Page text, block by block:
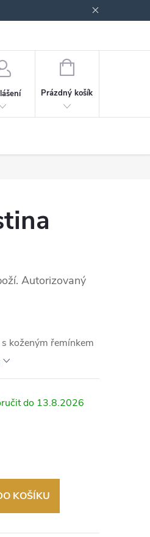
NÁKUPNÍ
Prázdný košík
Autorizovaný
koženým řemínkem
13.8.2026
KOŠÍKU